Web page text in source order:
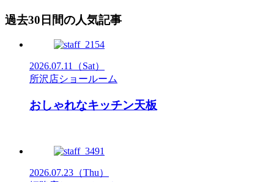
過去30日間の人気記事
2026.07.11
（Sat）
所沢店ショールーム
おしゃれなキッチン天板
2026.07.23 （Thu）